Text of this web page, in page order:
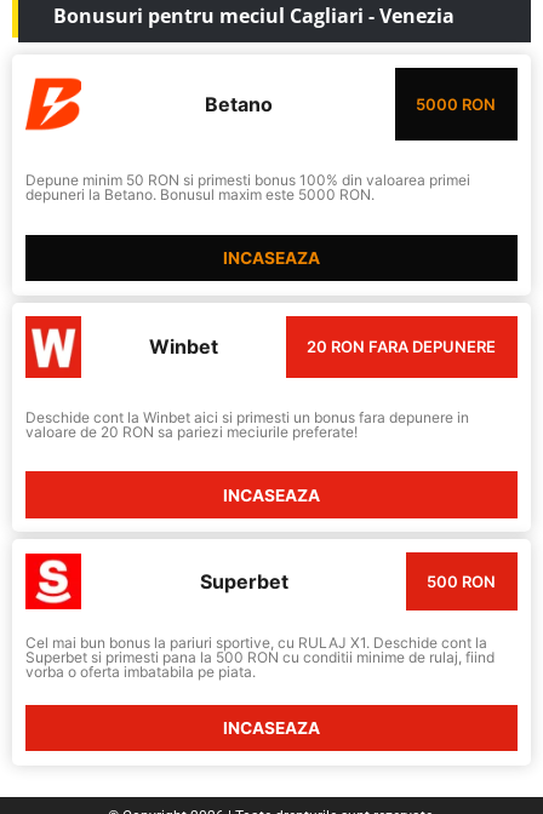
Bonusuri pentru meciul Cagliari - Venezia
Betano 5000 RON
Depune minim 50 RON si primesti bonus 100% din valoarea primei
depuneri la Betano. Bonusul maxim este 5000 RON.
INCASEAZA
Winbet 20 RON FARA DEPUNERE
Deschide cont la Winbet aici si primesti un bonus fara depunere in
valoare de 20 RON sa pariezi meciurile preferate!
INCASEAZA
Superbet 500 RON
Cel mai bun bonus la pariuri sportive, cu RULAJ X1. Deschide cont la
Superbet si primesti pana la 500 RON cu conditii minime de rulaj, fiind
vorba o oferta imbatabila pe piata.
INCASEAZA